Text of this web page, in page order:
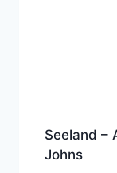
Seeland –
Johns